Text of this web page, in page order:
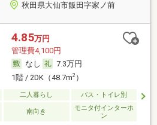
秋田県大仙市飯田字家ノ前
4.85万円
管理費4,100円
なし
7.3万円
1階 / 2DK（48.7m2）
二人暮らし バス・トイレ別
南向き
モニタ付インターホ
ン